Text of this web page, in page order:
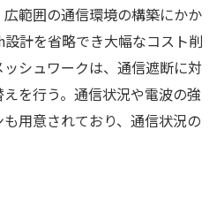
範囲の通信環境の構築にかか
計を省略でき大幅なコスト削
シュワークは、通信遮断に対
を行う。通信状況や電波の強
用意されており、通信状況の